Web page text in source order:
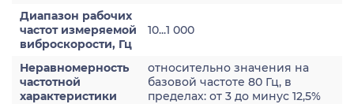
Диапазон рабочих
частот измеряемой
виброскорости, Гц
10...1 000
Неравномерность
частотной
характеристики
относительно значения на
базовой частоте 80 Гц, в
пределах: от 3 до минус 12,5%